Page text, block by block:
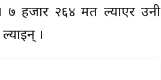
७ हजार २६४ मत ल्याएर उनी
।